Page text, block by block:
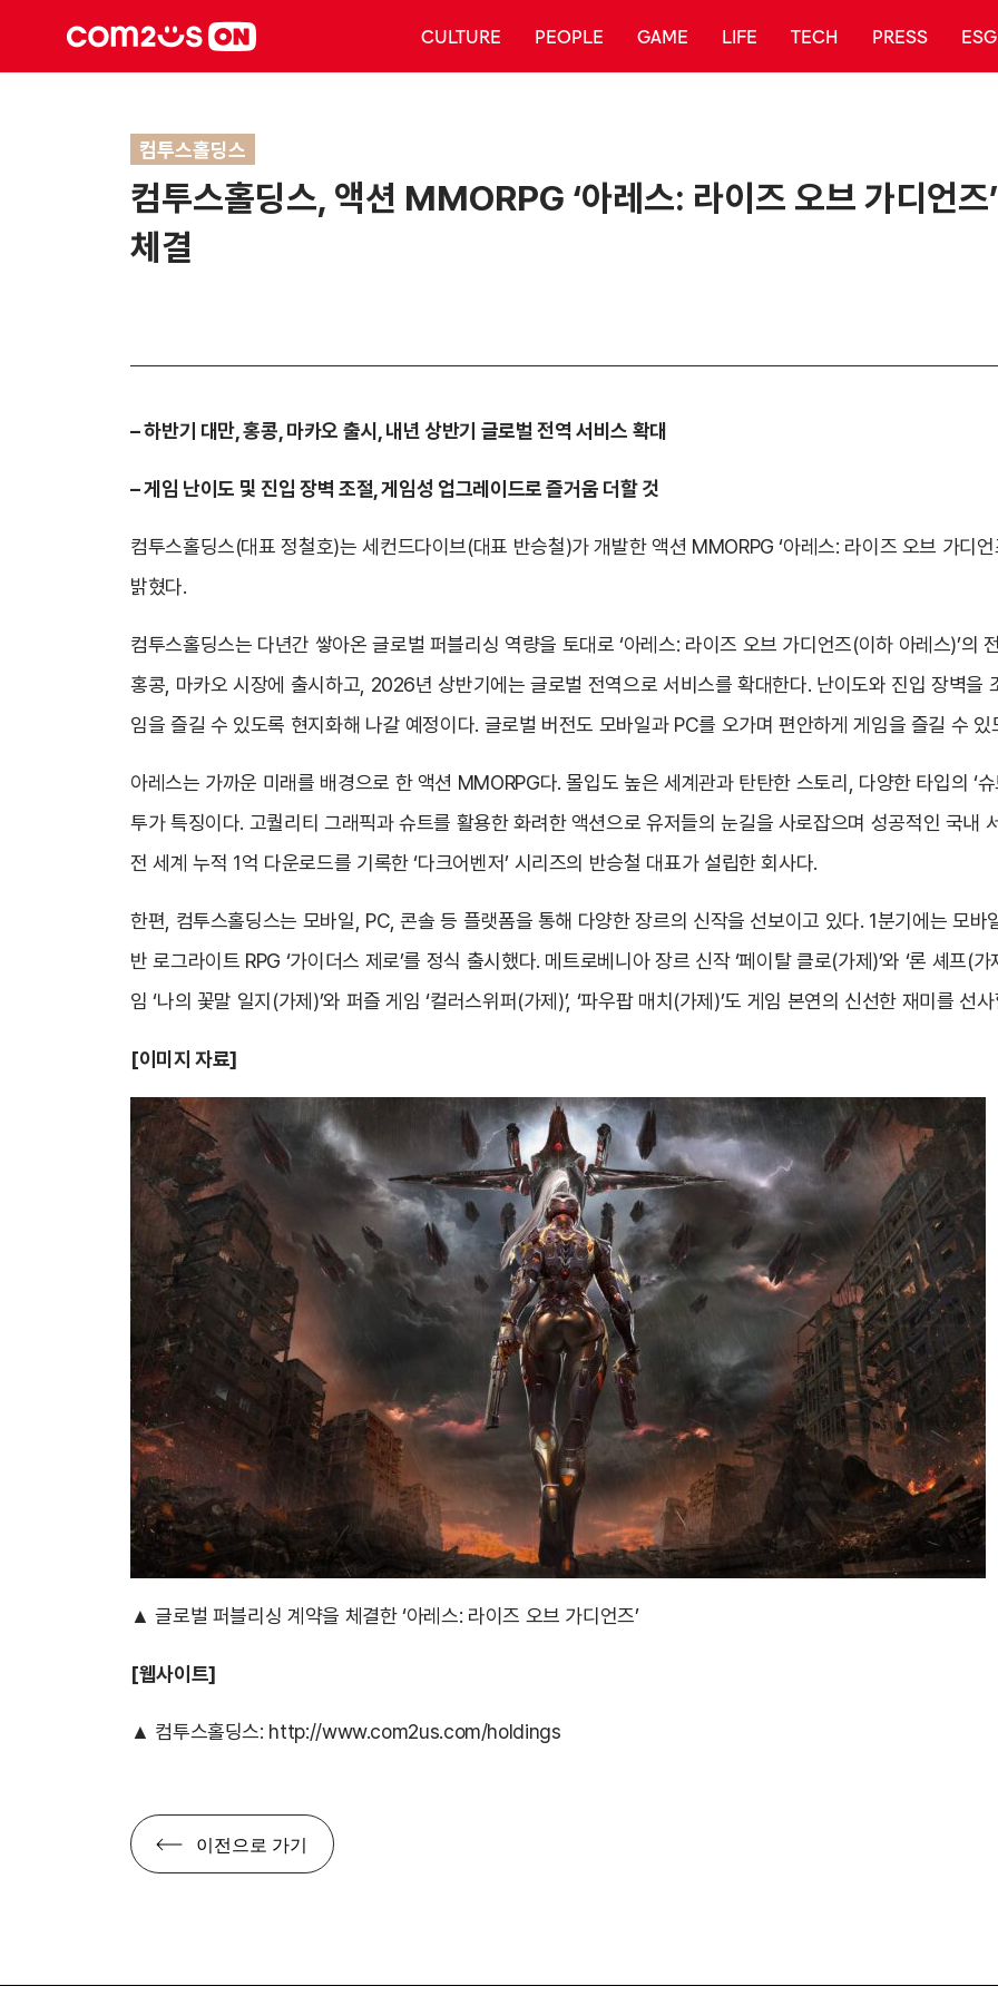
CULTURE PEOPLE GAME LIFE TECH PRESS ESG
컴투스홀딩스
컴투스홀딩스, 액션 MMORPG ‘아레스: 라이즈 오브 가디언즈
체결
– 하반기 대만, 홍콩, 마카오 출시, 내년 상반기 글로벌 전역 서비스 확대
– 게임 난이도 및 진입 장벽 조절, 게임성 업그레이드로 즐거움 더할 것
컴투스홀딩스(대표 정철호)는 세컨드다이브(대표 반승철)가 개발한 액션 MMORPG ‘아레스: 라이즈 오브 가디
밝혔다.
컴투스홀딩스는 다년간 쌓아온 글로벌 퍼블리싱 역량을 토대로 ‘아레스: 라이즈 오브 가디언즈(이하 아레스)’의
홍콩, 마카오 시장에 출시하고, 2026년 상반기에는 글로벌 전역으로 서비스를 확대한다. 난이도와 진입 장벽을
임을 즐길 수 있도록 현지화해 나갈 예정이다. 글로벌 버전도 모바일과 PC를 오가며 편안하게 게임을 즐길 수
아레스는 가까운 미래를 배경으로 한 액션 MMORPG다. 몰입도 높은 세계관과 탄탄한 스토리, 다양한 타입의 ‘
투가 특징이다. 고퀄리티 그래픽과 슈트를 활용한 화려한 액션으로 유저들의 눈길을 사로잡으며 성공적인 국내
전 세계 누적 1억 다운로드를 기록한 ‘다크어벤저’ 시리즈의 반승철 대표가 설립한 회사다.
한편, 컴투스홀딩스는 모바일, PC, 콘솔 등 플랫폼을 통해 다양한 장르의 신작을 선보이고 있다. 1분기에는 모바
반 로그라이트 RPG ‘가이더스 제로’를 정식 출시했다. 메트로베니아 장르 신작 ‘페이탈 클로(가제)’와 ‘론 셰프(
임 ‘나의 꽃말 일지(가제)’와 퍼즐 게임 ‘컬러스위퍼(가제)’, ‘파우팝 매치(가제)’도 게임 본연의 신선한 재미를 선
[이미지 자료]
▲ 글로벌 퍼블리싱 계약을 체결한 ‘아레스: 라이즈 오브 가디언즈’
[웹사이트]
▲ 컴투스홀딩스: http://www.com2us.com/holdings
이전으로 가기